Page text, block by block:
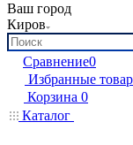
Ваш город
Киров
Сравнение0
Избранные
Корзина 0
Каталог